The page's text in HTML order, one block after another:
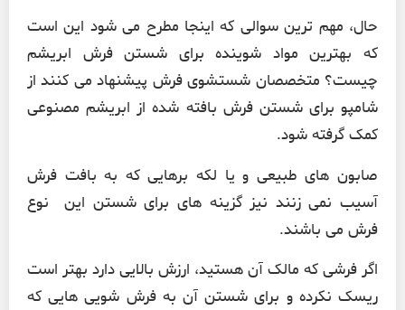
حال، مهم ترین سوالی که اینجا مطرح می شود این است
که بهترین مواد شوینده برای شستن فرش ابریشم
چیست؟ متخصصان شستشوی فرش پیشنهاد می کنند از
شامپو برای شستن فرش بافته شده از ابریشم مصنوعی
کمک گرفته شود.
صابون های طبیعی و یا لکه برهایی که به بافت فرش
آسیب نمی زنند نیز گزینه های برای شستن این نوع
فرش می باشند.
اگر فرشی که مالک آن هستید، ارزش بالایی دارد بهتر است
ریسک نکرده و برای شستن آن به فرش شویی هایی که